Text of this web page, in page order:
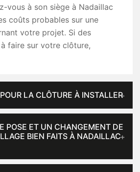
vous à son siège à Nadaillac
coûts probables sur une
votre projet. Si des
faire sur votre clôture,
LA CLÔTURE À INSTALLER
POSE ET UN CHANGEMENT DE
BIEN FAITS À NADAILLAC